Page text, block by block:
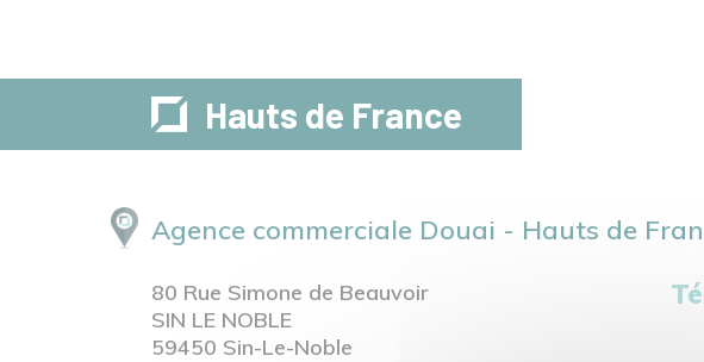
Hauts de France
Agence commerciale Douai - Hauts de
80 Rue Simone de Beauvoir
SIN LE NOBLE
59450 Sin-Le-Noble